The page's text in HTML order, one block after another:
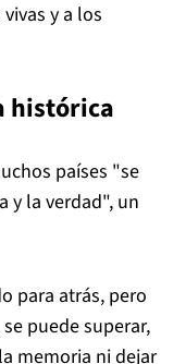
y a los
histórica
países "se
y la verdad", un
para atrás, pero
puede superar,
memoria ni dejar